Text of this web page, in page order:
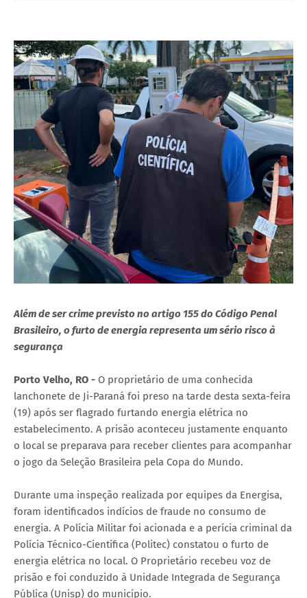
Além de ser crime previsto no artigo 155 do Código Penal
Brasileiro, o furto de energia representa um sério risco à
segurança
Porto Velho, RO - O proprietário de uma conhecida
lanchonete de Ji-Paraná foi preso na tarde desta sexta-feira
(19) após ser flagrado furtando energia elétrica no
estabelecimento. A prisão aconteceu justamente enquanto
o local se preparava para receber clientes para acompanhar
o jogo da Seleção Brasileira pela Copa do Mundo.
Durante uma inspeção realizada por equipes da Energisa,
foram identificados indícios de fraude no consumo de
energia. A Polícia Militar foi acionada e a perícia criminal da
Polícia Técnico-Científica (Politec) constatou o furto de
energia elétrica no local. O Proprietário recebeu voz de
prisão e foi conduzido à Unidade Integrada de Segurança
Pública (Unisp) do município.